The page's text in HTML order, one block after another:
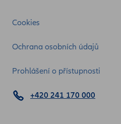
Cookies
Ochrana osobních údajů
Prohlášení o přístupnosti
+420 241 170 000